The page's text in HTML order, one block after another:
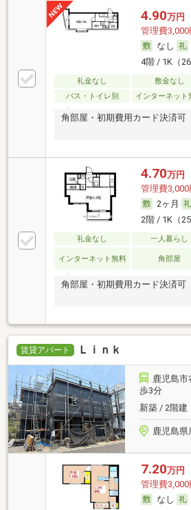
4.90万円
管理費3,000
なし
4階 / 1K（
礼金なし 敷金なし
バス・トイレ別
インターネット
角部屋・初期費用カード決済可
4.70万円
管理費3,000
2ヶ月
2階 / 1K（
礼金なし 一人暮らし
インターネット無料 角部屋
角部屋・初期費用カード決済可
賃貸アパート Ｌｉｎｋ
鹿児島
歩3分
新築 / 2階建
鹿児島県
7.20万円
管理費3,000
なし